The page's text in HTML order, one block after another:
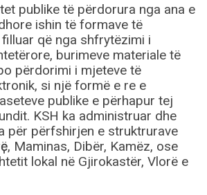
publike të përdorura nga ana e
ishin të formave të
që nga shfrytëzimi i
burimeve materiale të
përdorimi i mjeteve të
si një formë e re e
publike e përhapur tej
KSH ka administruar dhe
për përfshirjen e struktrurave
Maminas, Dibër, Kamëz, ose
lokal në Gjirokastër, Vlorë e